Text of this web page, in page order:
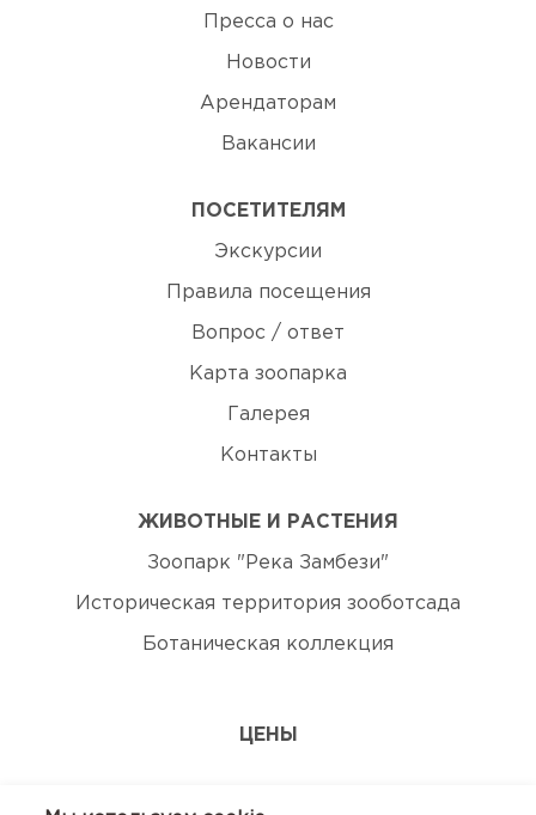
Пресса о нас
Новости
Арендаторам
Вакансии
ПОСЕТИТЕЛЯМ
Экскурсии
Правила посещения
Вопрос / ответ
Карта зоопарка
Галерея
Контакты
ЖИВОТНЫЕ И РАСТЕНИЯ
Зоопарк "Река Замбези"
Историческая территория зооботсада
Ботаническая коллекция
ЦЕНЫ